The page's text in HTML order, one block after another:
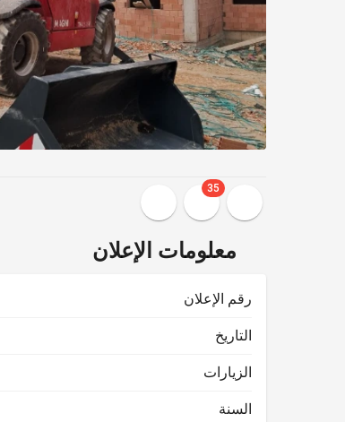
35
معلومات الإعلان
رقم الإعلان
التاريخ
الزيارات
السنة